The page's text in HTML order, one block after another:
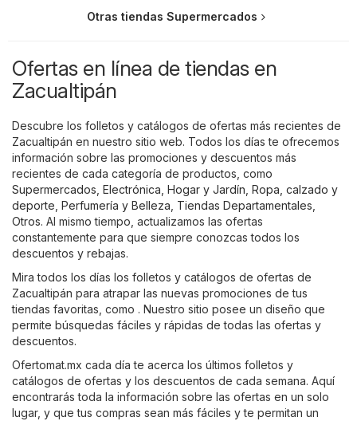
Otras tiendas Supermercados
Ofertas en línea de tiendas en
Zacualtipán
Descubre los folletos y catálogos de ofertas más recientes de
Zacualtipán en nuestro sitio web. Todos los días te ofrecemos
información sobre las promociones y descuentos más
recientes de cada categoría de productos, como
Supermercados Electrónica Hogar y Jardín Ropa, calzado y
deporte Perfumería y Belleza Tiendas Departamentales
Otros. Al mismo tiempo, actualizamos las ofertas
constantemente para que siempre conozcas todos los
descuentos y rebajas.
Mira todos los días los folletos y catálogos de ofertas de
Zacualtipán para atrapar las nuevas promociones de tus
tiendas favoritas, como . Nuestro sitio posee un diseño que
permite búsquedas fáciles y rápidas de todas las ofertas y
descuentos.
Ofertomat.mx cada día te acerca los últimos folletos y
catálogos de ofertas y los descuentos de cada semana. Aquí
encontrarás toda la información sobre las ofertas en un solo
lugar, y que tus compras sean más fáciles y te permitan un